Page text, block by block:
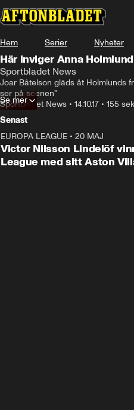
Hem Serier Nyheter
Här inviger Anna
Sportbladet News
Joar Båtelson gläds åt Holmlunds
ser på scenen"
Sportbladet News • 14.10.17 • 155 sek
Se mer
Senast
EUROPA LEAGUE • 20 MAJ
Victor Nilsson Lindelöf
League med sitt Aston